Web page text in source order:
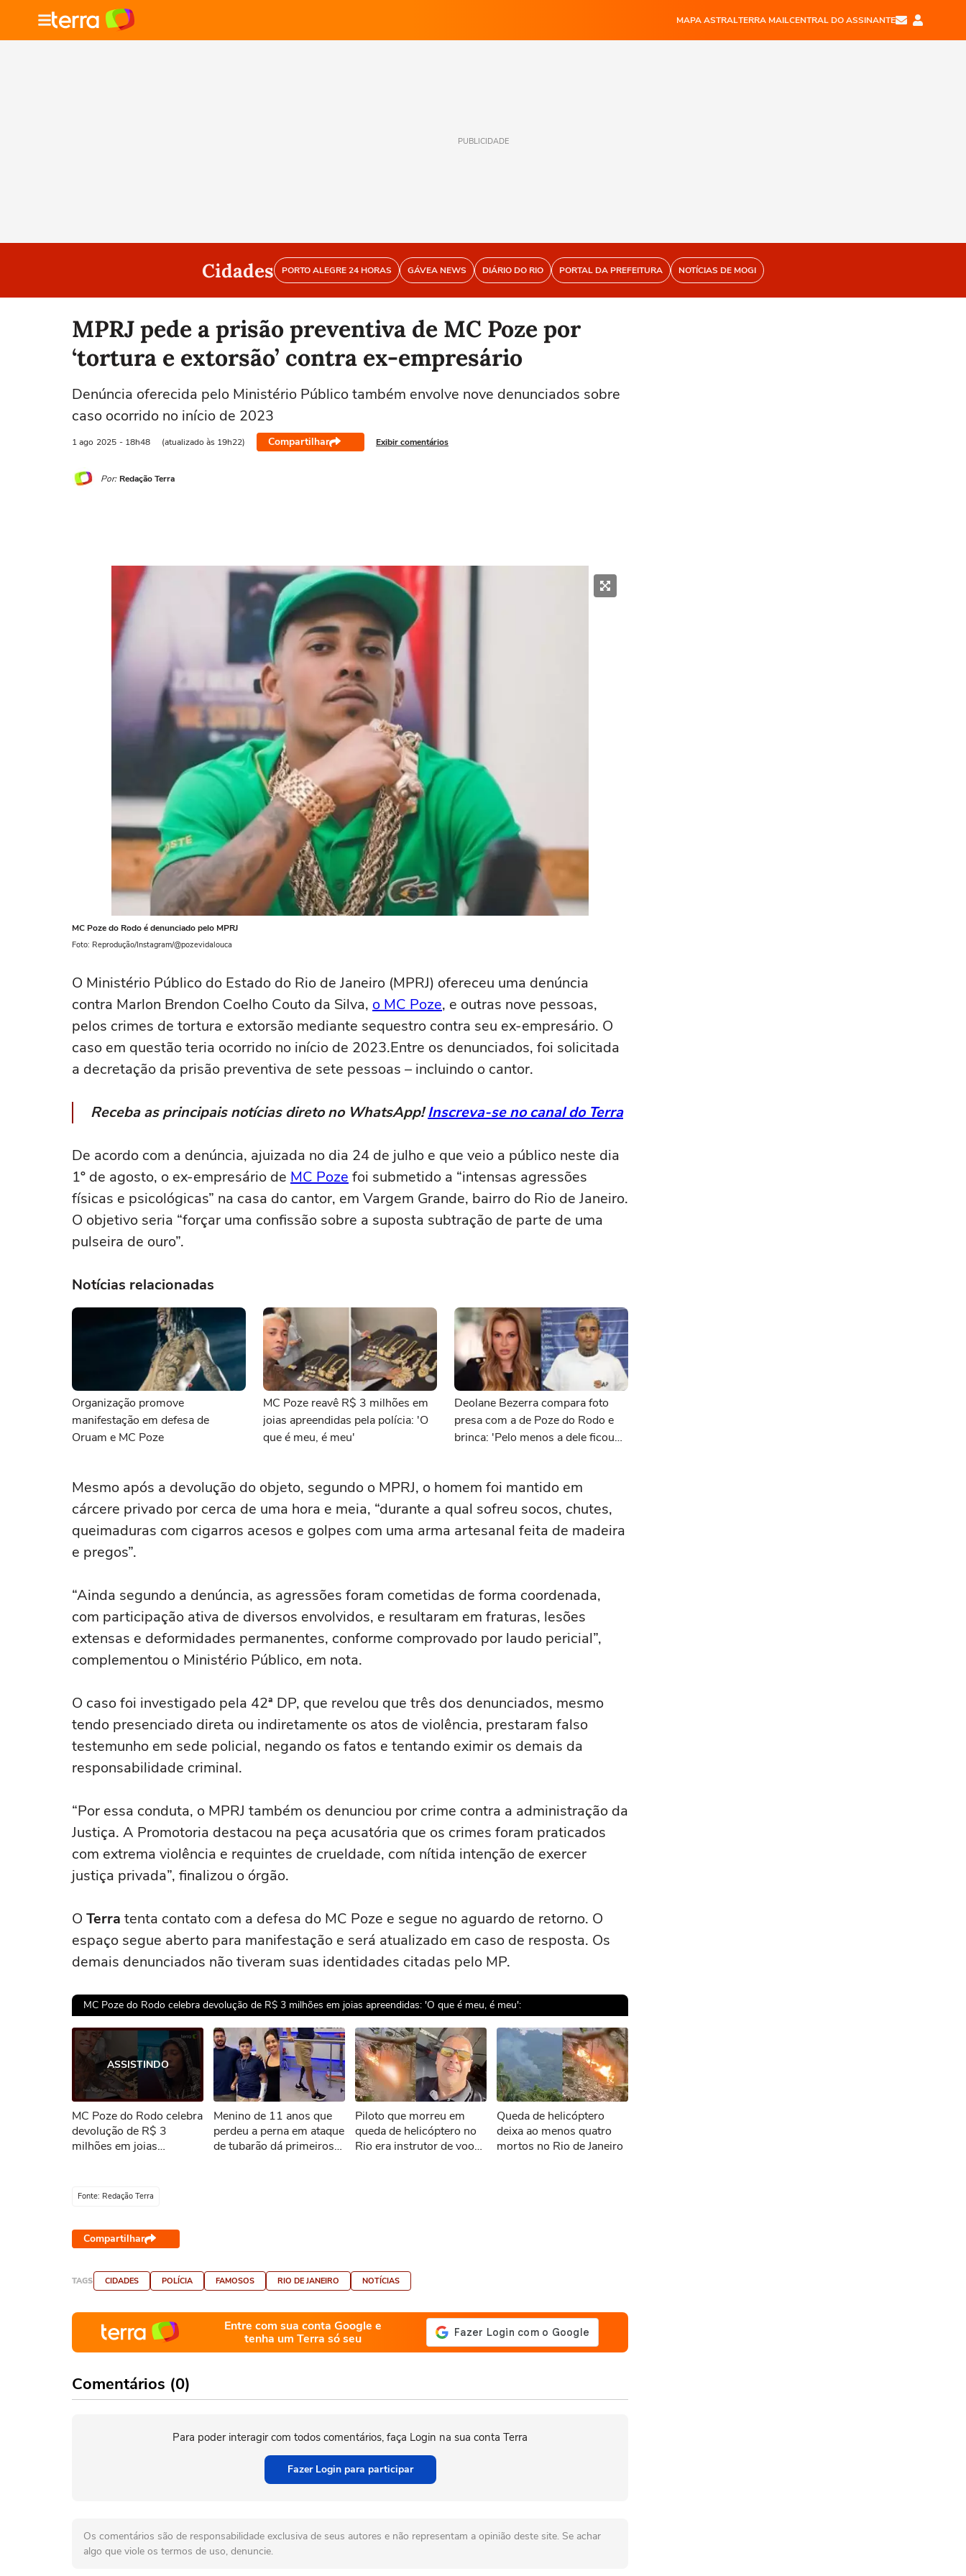
MAPA ASTRALTERRA MAILCENTRAL DO ASSINANTE
PUBLICIDADE
Cidades PORTO ALEGRE 24 HORAS GÁVEA NEWS DIÁRIO DO RIO PORTAL DA PREFEITURA NOTÍCIAS DE MOGI
MPRJ pede a prisão preventiva de MC Poze por
‘tortura e extorsão’ contra ex-empresário
Denúncia oferecida pelo Ministério Público também envolve nove denunciados sobre
caso ocorrido no início de 2023
1 ago 2025 - 18h48 (atualizado às 19h22) Compartilhar Exibir comentários
Por: Redação Terra
MC Poze do Rodo é denunciado pelo MPRJ
Foto: Reprodução/Instagram/@pozevidalouca
O Ministério Público do Estado do Rio de Janeiro (MPRJ) ofereceu uma denúncia
contra Marlon Brendon Coelho Couto da Silva, o MC Poze, e outras nove pessoas,
pelos crimes de tortura e extorsão mediante sequestro contra seu ex-empresário. O
caso em questão teria ocorrido no início de 2023.Entre os denunciados, foi solicitada
a decretação da prisão preventiva de sete pessoas – incluindo o cantor.
Receba as principais notícias direto no WhatsApp!Inscreva-se no canal do Terra
De acordo com a denúncia, ajuizada no dia 24 de julho e que veio a público neste dia
1º de agosto, o ex-empresário de MC Poze foi submetido a “intensas agressões
físicas e psicológicas” na casa do cantor, em Vargem Grande, bairro do Rio de Janeiro.
O objetivo seria “forçar uma confissão sobre a suposta subtração de parte de uma
pulseira de ouro”.
Notícias relacionadas
Organização promove
manifestação em defesa de
Oruam e MC Poze
MC Poze reavê R$ 3 milhões em
joias apreendidas pela polícia: 'O
que é meu, é meu'
Deolane Bezerra compara foto
presa com a de Poze do Rodo e
brinca: 'Pelo menos a dele ficou
Mesmo após a devolução do objeto, segundo o MPRJ, o homem foi mantido em
cárcere privado por cerca de uma hora e meia, “durante a qual sofreu socos, chutes,
queimaduras com cigarros acesos e golpes com uma arma artesanal feita de madeira
e pregos”.
“Ainda segundo a denúncia, as agressões foram cometidas de forma coordenada,
com participação ativa de diversos envolvidos, e resultaram em fraturas, lesões
extensas e deformidades permanentes, conforme comprovado por laudo pericial”,
complementou o Ministério Público, em nota.
O caso foi investigado pela 42ª DP, que revelou que três dos denunciados, mesmo
tendo presenciado direta ou indiretamente os atos de violência, prestaram falso
testemunho em sede policial, negando os fatos e tentando eximir os demais da
responsabilidade criminal.
“Por essa conduta, o MPRJ também os denunciou por crime contra a administração da
Justiça. A Promotoria destacou na peça acusatória que os crimes foram praticados
com extrema violência e requintes de crueldade, com nítida intenção de exercer
justiça privada”, finalizou o órgão.
O Terra tenta contato com a defesa do MC Poze e segue no aguardo de retorno. O
espaço segue aberto para manifestação e será atualizado em caso de resposta. Os
demais denunciados não tiveram suas identidades citadas pelo MP.
MC Poze do Rodo celebra devolução de R$ 3 milhões em joias apreendidas: 'O que é meu, é meu':
Ops!
Não foi possível reproduzir o vídeo
Tentar novamente
ASSISTINDO
MC Poze do Rodo celebra
devolução de R$ 3
milhões em joias
Menino de 11 anos que
perdeu a perna em ataque
de tubarão dá primeiros
Piloto que morreu em
queda de helicóptero no
Rio era instrutor de voo
Queda de helicóptero
deixa ao menos quatro
mortos no Rio de Janeiro
Fonte: Redação Terra
Compartilhar
TAGS CIDADES POLÍCIA FAMOSOS RIO DE JANEIRO NOTÍCIAS
Entre com sua conta Google e
tenha um Terra só seu
Comentários (0)
Para poder interagir com todos comentários, faça Login na sua conta Terra
Fazer Login para participar
Os comentários são de responsabilidade exclusiva de seus autores e não representam a opinião deste site. Se achar
algo que viole os termos de uso, denuncie.